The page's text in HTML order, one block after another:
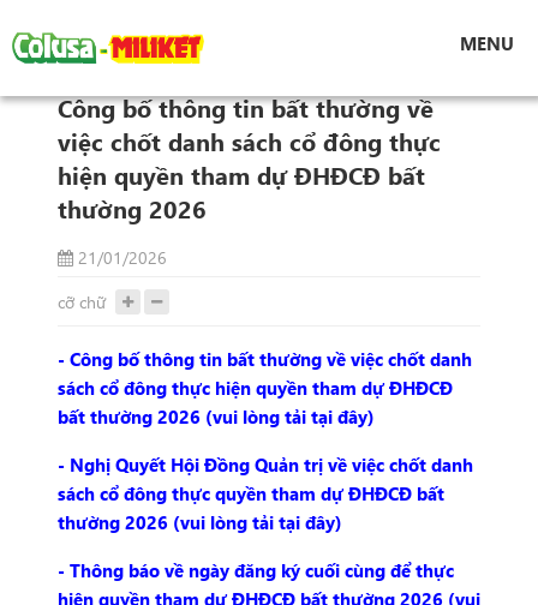
MENU
Công bố thông tin bất thường về việc chốt
ĐHĐCĐ bất thường 2026
Công bố thông tin bất thường về
việc chốt danh sách cổ đông thực
hiện quyền tham dự ĐHĐCĐ bất
thường 2026
21/01/2026
cỡ chữ
- Công bố thông tin bất thường về việc chốt danh
sách cổ đông thực hiện quyền tham dự ĐHĐCĐ
bất thường 2026 (vui lòng tải tại đây)
- Nghị Quyết Hội Đồng Quản trị về việc chốt danh
sách cổ đông thực quyền tham dự ĐHĐCĐ bất
thường 2026 (vui lòng tải tại đây)
- Thông báo về ngày đăng ký cuối cùng để thực
hiện quyền tham dự ĐHĐCĐ bất thường 2026 (vui